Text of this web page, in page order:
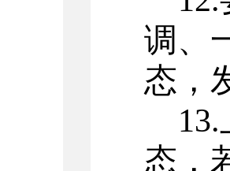
调、
态，
态，